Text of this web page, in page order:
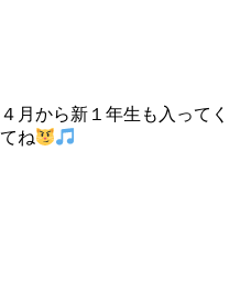
４月から新１年生も入って
てね